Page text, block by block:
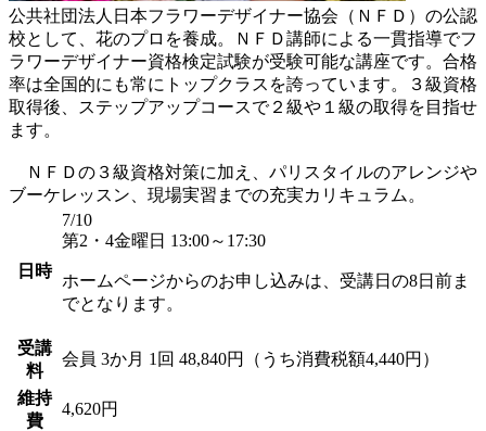
公共社団法人日本フラワーデザイナー協会（ＮＦＤ）の公認
校として、花のプロを養成。ＮＦＤ講師による一貫指導でフ
ラワーデザイナー資格検定試験が受験可能な講座です。合格
率は全国的にも常にトップクラスを誇っています。３級資格
取得後、ステップアップコースで２級や１級の取得を目指せ
ます。
ＮＦＤの３級資格対策に加え、パリスタイルのアレンジや
ブーケレッスン、現場実習までの充実カリキュラム。
日時
7/10
第2・4金曜日 13:00～17:30
ホームページからのお申し込みは、受講日の8日前ま
でとなります。
受講
料
会員 3か月 1回 48,840円（うち消費税額4,440円）
維持
費
4,620円